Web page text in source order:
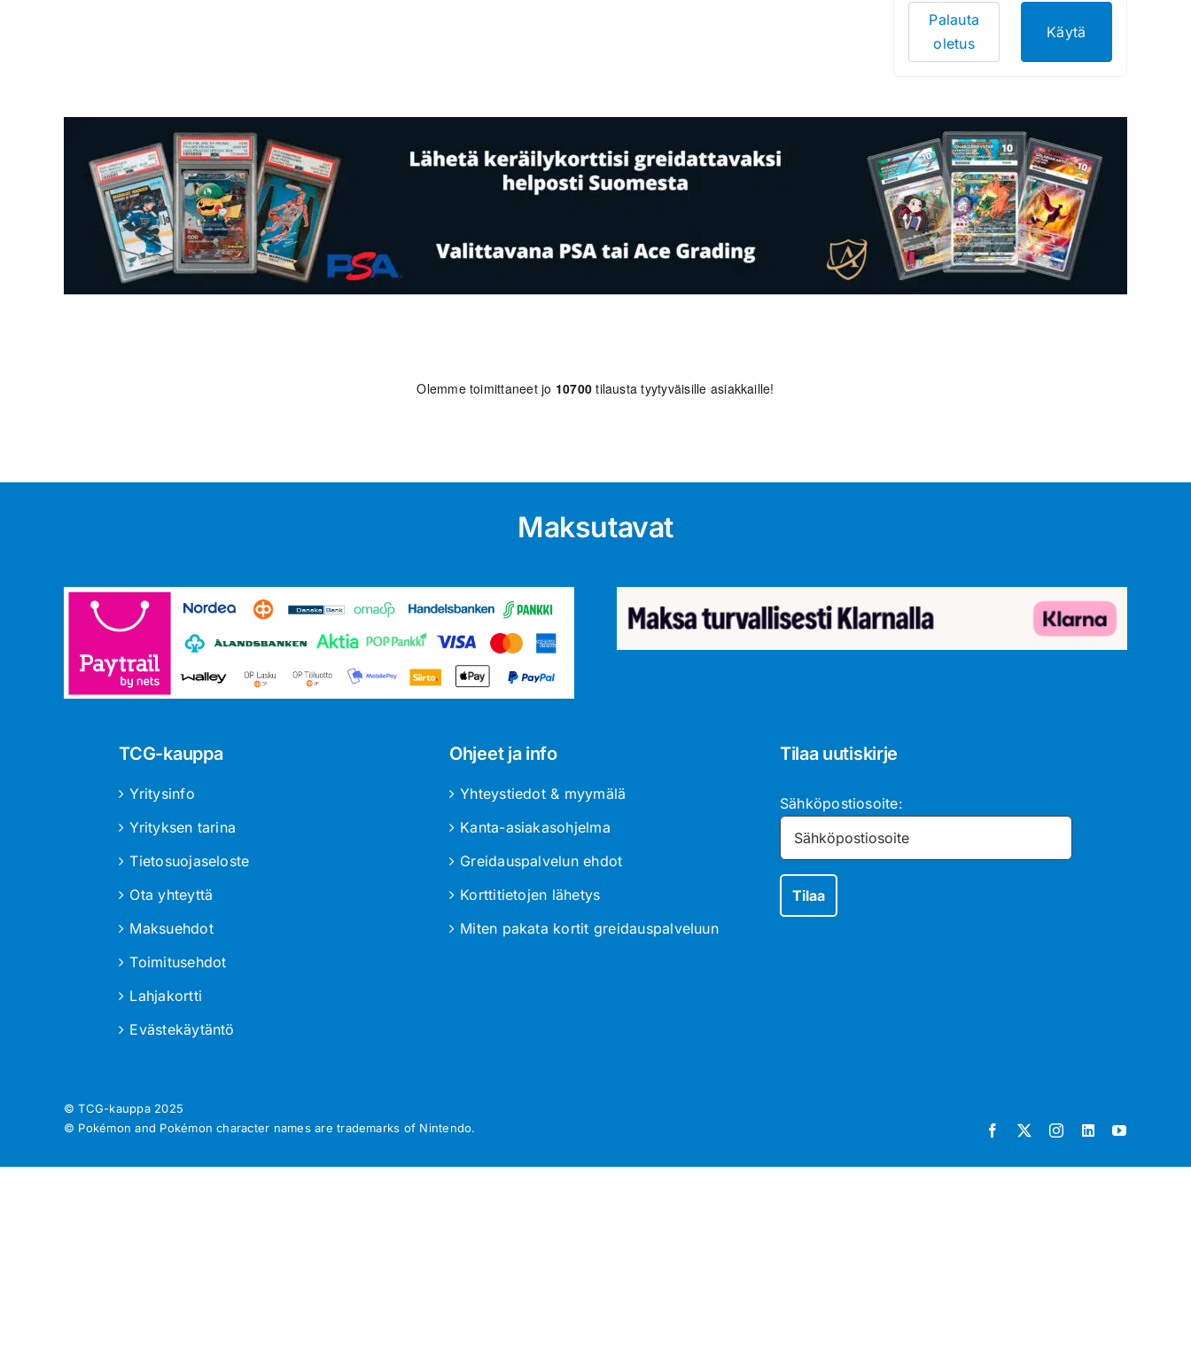
Pelimatot 0
Bundle 0
Mysteeri-tuote 0
Figuuri 0 Gift Box 0
Lautapeli 0
Käytä
Palauta
oletus
Olemme toimittaneet jo 10700 tilausta tyytyväisille asiakkaille!
Maksutavat
TCG-kauppa
Yritysinfo
Yrityksen tarina
Tietosuojaseloste
Ota yhteyttä
Maksuehdot
Toimitusehdot
Lahjakortti
Evästekäytäntö
Ohjeet ja info
Yhteystiedot & myymälä
Kanta-asiakasohjelma
Greidauspalvelun ehdot
Korttitietojen lähetys
Miten pakata kortit greidauspalveluun
Tilaa uutiskirje
Sähköpostiosoite:
© TCG-kauppa 2025
© Pokémon and Pokémon character names are trademarks of Nintendo.